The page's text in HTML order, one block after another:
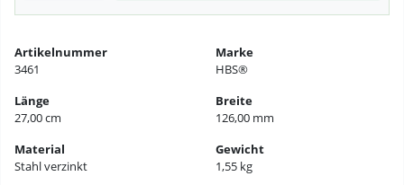
Artikelnummer
3461
Marke
HBS®
Länge
27,00 cm
Breite
126,00 mm
Material
Stahl verzinkt
Gewicht
1,55 kg